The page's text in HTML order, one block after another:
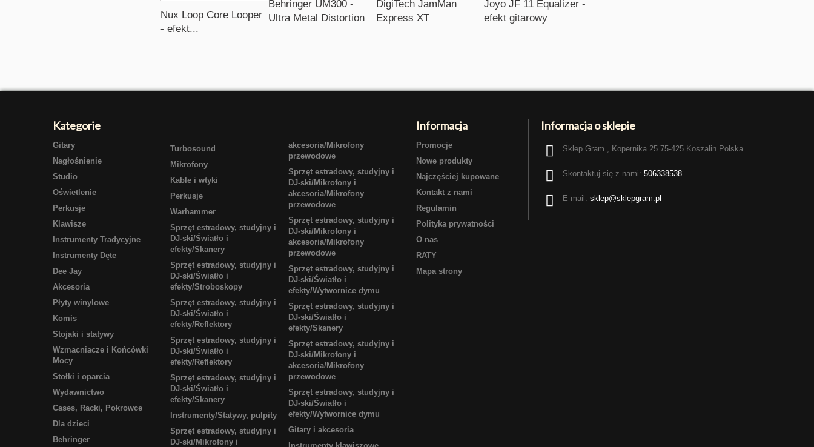
Nux Loop Core Looper
- efekt...
Behringer UM300 -
Ultra Metal Distortion
DigiTech JamMan
Express XT
Joyo JF 11 Equalizer -
efekt gitarowy
Kategorie
Gitary
Nagłośnienie
Studio
Oświetlenie
Perkusje
Klawisze
Instrumenty Tradycyjne
Instrumenty Dęte
Dee Jay
Akcesoria
Płyty winylowe
Komis
Stojaki i statywy
Wzmacniacze i Końcówki
Mocy
Stołki i oparcia
Wydawnictwo
Cases, Racki, Pokrowce
Dla dzieci
Behringer
Turbosound
Mikrofony
Kable i wtyki
Perkusje
Warhammer
Sprzęt estradowy, studyjny i
DJ-ski/Światło i
efekty/Skanery
Sprzęt estradowy, studyjny i
DJ-ski/Światło i
efekty/Stroboskopy
Sprzęt estradowy, studyjny i
DJ-ski/Światło i
efekty/Reflektory
Sprzęt estradowy, studyjny i
DJ-ski/Światło i
efekty/Reflektory
Sprzęt estradowy, studyjny i
DJ-ski/Światło i
efekty/Skanery
Instrumenty/Statywy, pulpity
Sprzęt estradowy, studyjny i
DJ-ski/Mikrofony i
akcesoria/Mikrofony
przewodowe
Sprzęt estradowy, studyjny i
DJ-ski/Mikrofony i
akcesoria/Mikrofony
przewodowe
Sprzęt estradowy, studyjny i
DJ-ski/Mikrofony i
akcesoria/Mikrofony
przewodowe
Sprzęt estradowy, studyjny i
DJ-ski/Światło i
efekty/Wytwornice dymu
Sprzęt estradowy, studyjny i
DJ-ski/Światło i
efekty/Skanery
Sprzęt estradowy, studyjny i
DJ-ski/Mikrofony i
akcesoria/Mikrofony
przewodowe
Sprzęt estradowy, studyjny i
DJ-ski/Światło i
efekty/Wytwornice dymu
Gitary i akcesoria
Informacja
Promocje
Nowe produkty
Najczęściej kupowane
Kontakt z nami
Regulamin
Polityka prywatności
O nas
RATY
Mapa strony
Informacja o sklepie
Sklep Gram , Kopernika 25 75-425 Koszalin Polska
Skontaktuj się z nami: 506338538
E-mail: sklep@sklepgram.pl